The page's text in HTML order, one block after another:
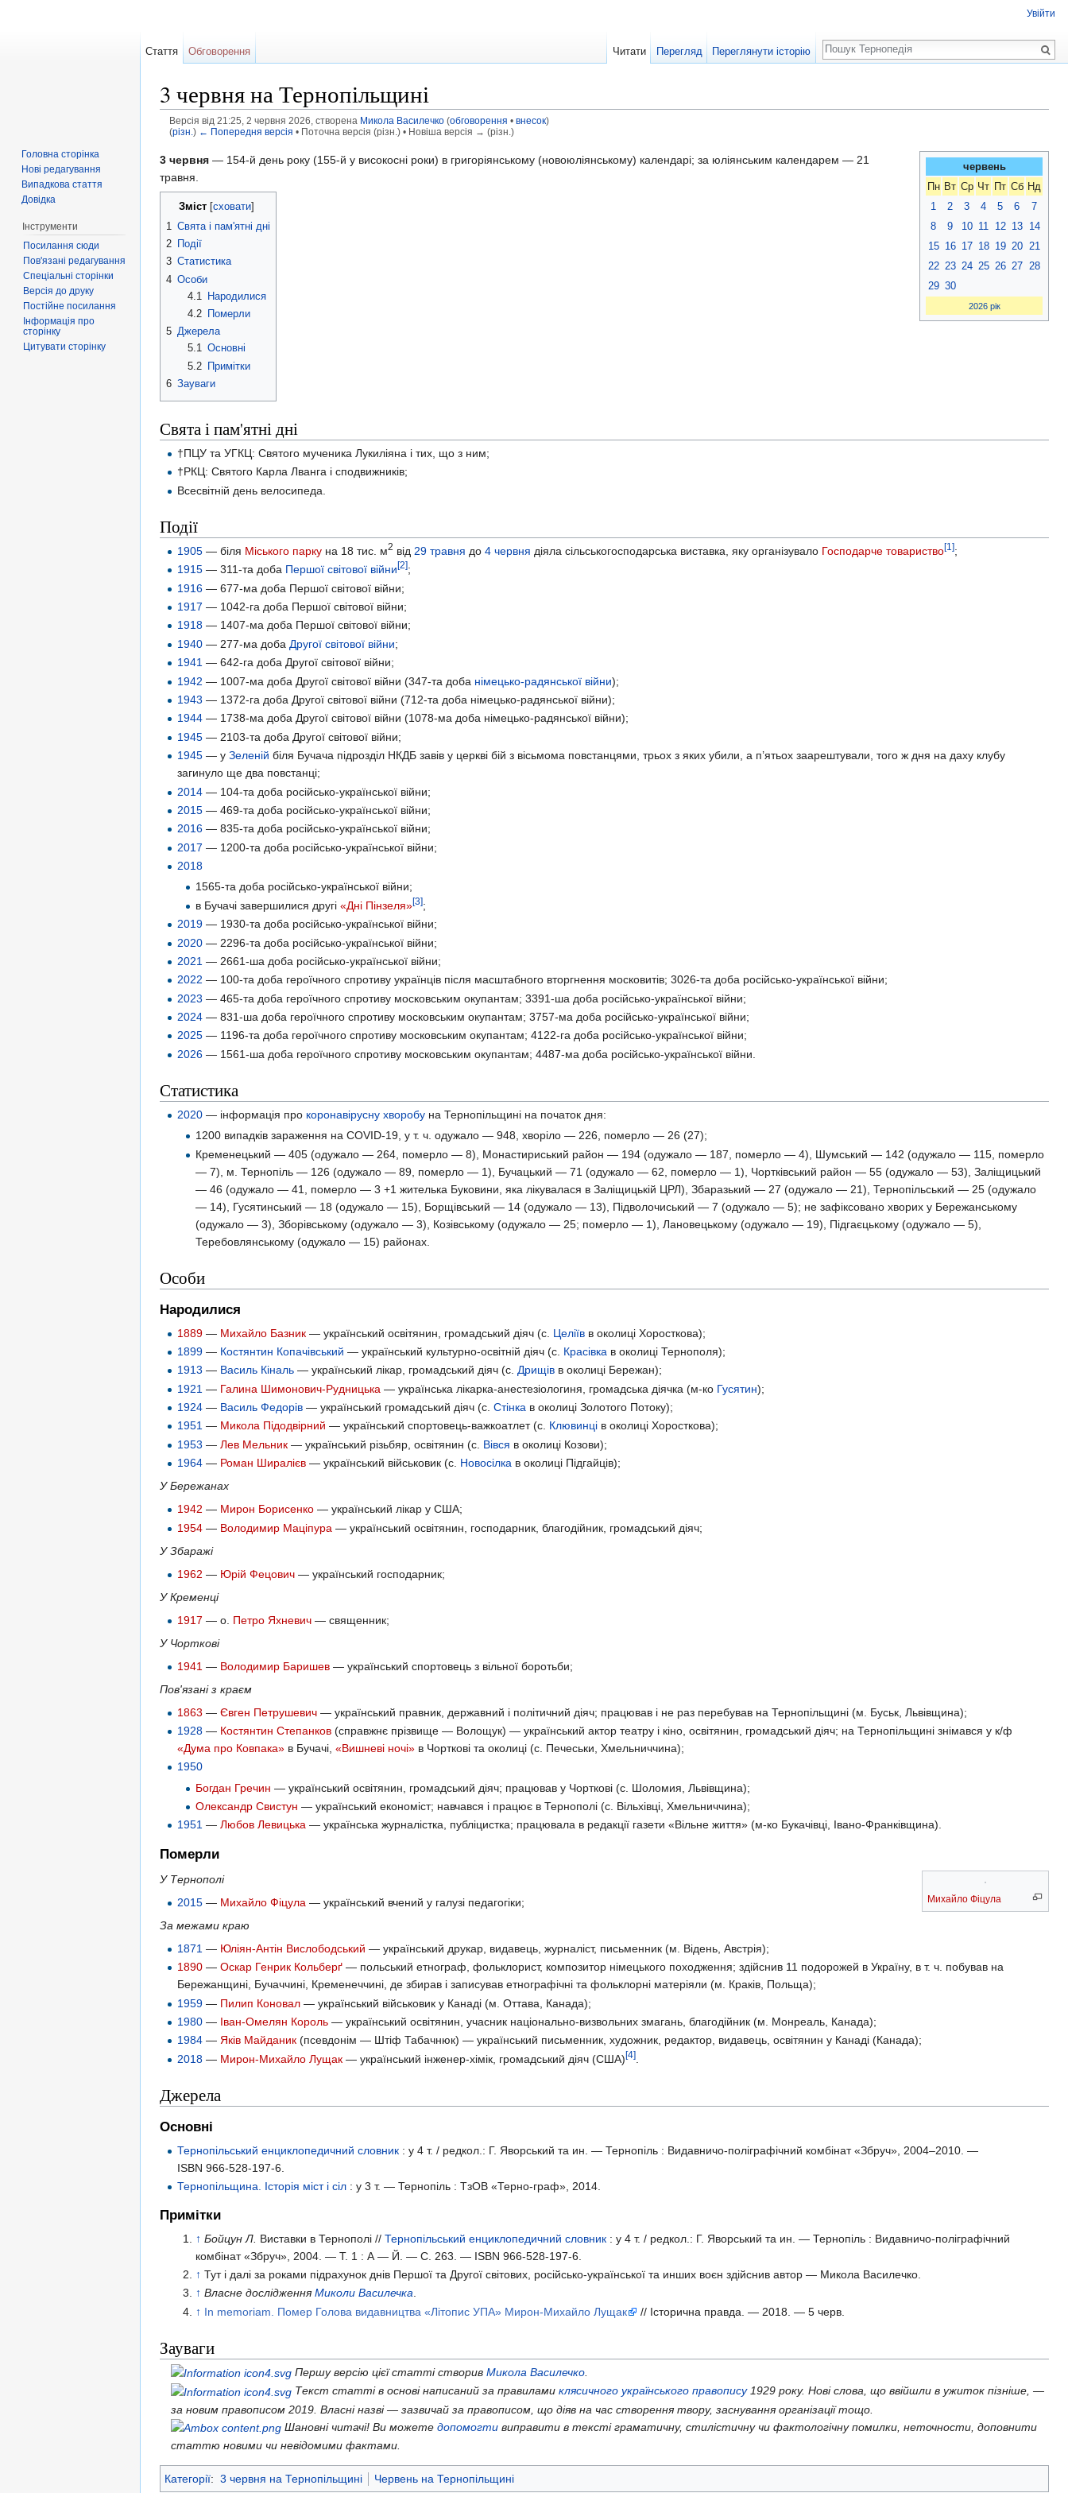
3 червня на Тернопільщині
Версія від 21:25, 2 червня 2026, створена Микола Василечко (обговорення • внесок)
(різн. ) ← Попередня версія • Поточна версія (різн.) • Новіша версія → (різн.)
червень
Пн Вт Ср Чт Пт Сб Нд
1
2 3 4 5 6
7
8
9 10 11 12 13
14
15 16 17 18 19 20
21
22 23 24 25 26 27
28
29 30
2026 рік
3 червня — 154-й день року (155-й у високосні роки) в григоріянському (новоюліянському) календарі; за юліянським календарем — 21
травня.
Зміст [сховати]
1 Свята і пам'ятні дні
2 Події
3 Статистика
4 Особи
4.1
Народилися
4.2
Померли
5 Джерела
5.1 Основні
5.2 Примітки
6 Зауваги
Свята і пам'ятні дні
†ПЦУ та УГКЦ: Святого мученика Лукиліяна і тих, що з ним;
†РКЦ: Святого Карла Лванга і сподвижників;
Всесвітній день велосипеда.
Події
1905 — біля Міського парку на 18 тис. м2 від 29 травня до4 червня діяла сільськогосподарська виставка, яку організувало Господарче товариство[1];
1915 — 311-та доба Першої світової війни[2];
1916 — 677-ма доба Першої світової війни;
1917 — 1042-га доба Першої світової війни;
1918 — 1407-ма доба Першої світової війни;
1940 — 277-ма доба Другої світової війни;
1941 — 642-га доба Другої світової війни;
1942 — 1007-ма доба Другої світової війни (347-та доба німецько-радянської війни);
1943 — 1372-га доба Другої світової війни (712-та доба німецько-радянської війни);
1944 — 1738-ма доба Другої світової війни (1078-ма доба німецько-радянської війни);
1945 — 2103-та доба Другої світової війни;
1945 — уЗеленій біля Бучача підрозділ НКДБ завів у церкві бій з вісьмома повстанцями, трьох з яких убили, а п’ятьох заарештували, того ж дня на даху клубу
загинуло ще два повстанці;
2014 — 104-та доба російсько-української війни;
2015 — 469-та доба російсько-української війни;
2016 — 835-та доба російсько-української війни;
2017 — 1200-та доба російсько-української війни;
2018
1565-та доба російсько-української війни;
в Бучачі завершилися другі «Дні Пінзеля»[3];
2019 — 1930-та доба російсько-української війни;
2020 — 2296-та доба російсько-української війни;
2021 — 2661-ша доба російсько-української війни;
2022 — 100-та доба героїчного спротиву українців після масштабного вторгнення московитів; 3026-та доба російсько-української війни;
2023 — 465-та доба героїчного спротиву московським окупантам; 3391-ша доба російсько-української війни;
2024 — 831-ша доба героїчного спротиву московським окупантам; 3757-ма доба російсько-української війни;
2025 — 1196-та доба героїчного спротиву московським окупантам; 4122-га доба російсько-української війни;
2026 — 1561-ша доба героїчного спротиву московським окупантам; 4487-ма доба російсько-української війни.
Статистика
2020 — інформація про коронавірусну хворобу на Тернопільщині на початок дня:
1200 випадків зараження на COVID-19, у т. ч. одужало — 948, хворіло — 226, померло — 26 (27);
Кременецький — 405 (одужало — 264, померло — 8), Монастириський район — 194 (одужало — 187, померло — 4), Шумський — 142 (одужало — 115, померло
— 7), м. Тернопіль — 126 (одужало — 89, померло — 1), Бучацький — 71 (одужало — 62, померло — 1), Чортківський район — 55 (одужало — 53), Заліщицький
— 46 (одужало — 41, померло — 3 +1 жителька Буковини, яка лікувалася в Заліщицькій ЦРЛ), Збаразький — 27 (одужало — 21), Тернопільський — 25 (одужало
— 14), Гусятинський — 18 (одужало — 15), Борщівський — 14 (одужало — 13), Підволочиський — 7 (одужало — 5); не зафіксовано хворих у Бережанському
(одужало — 3), Зборівському (одужало — 3), Козівському (одужало — 25; померло — 1), Лановецькому (одужало — 19), Підгаєцькому (одужало — 5),
Теребовлянському (одужало — 15) районах.
Особи
Народилися
1889 — Михайло Базник — український освітянин, громадський діяч (с. Целіїв в околиці Хоросткова);
1899 — Костянтин Копачівський — український культурно-освітній діяч (с. Красівка в околиці Тернополя);
1913 — Василь Кіналь — український лікар, громадський діяч (с.Дрищів в околиці Бережан);
1921 — Галина Шимонович-Рудницька — українська лікарка-анестезіологиня, громадська діячка (м-ко Гусятин);
1924 — Василь Федорів — український громадський діяч (с.Стінка в околиці Золотого Потоку);
1951 — Микола Підодвірний — український спортовець-важкоатлет (с. Клювинці в околиці Хоросткова);
1953 —Лев Мельник — український різьбяр, освітянин (с. Вівся в околиці Козови);
1964 — Роман Ширалієв — український військовик (с. Новосілка в околиці Підгайців);
У Бережанах
1942 — Мирон Борисенко — український лікар у США;
1954 — Володимир Маціпура — український освітянин, господарник, благодійник, громадський діяч;
У Збаражі
1962 — Юрій Фецович — український господарник;
У Кременці
1917 — о. Петро Яхневич — священник;
У Чорткові
1941 — Володимир Баришев — український спортовець з вільної боротьби;
Пов'язані з краєм
1863 —Євген Петрушевич — український правник, державний і політичний діяч; працював і не раз перебував на Тернопільщині (м. Буськ, Львівщина);
1928 — Костянтин Степанков (справжнє прізвище — Волощук) — український актор театру і кіно, освітянин, громадський діяч; на Тернопільщині знімався у к/ф
«Дума про Ковпака» в Бучачі,«Вишневі ночі» в Чорткові та околиці (с. Печеськи, Хмельниччина);
1950
Богдан Гречин — український освітянин, громадський діяч; працював у Чорткові (с. Шоломия, Львівщина);
Олександр Свистун — український економіст; навчався і працює в Тернополі (с. Вільхівці, Хмельниччина);
1951 —Любов Левицька — українська журналістка, публіцистка; працювала в редакції газети «Вільне життя» (м-ко Букачівці, Івано-Франківщина).
Померли
Михайло Фіцула
У Тернополі
2015 — Михайло Фіцула — український вчений у галузі педагогіки;
За межами краю
1871 — Юліян-Антін Вислободський — український друкар, видавець, журналіст, письменник (м. Відень, Австрія);
1890 —Оскар Генрик Кольберґ — польський етнограф, фольклорист, композитор німецького походження; здійснив 11 подорожей в Україну, в т. ч. побував на
Бережанщині, Бучаччині, Кременеччині, де збирав і записував етнографічні та фольклорні матеріяли (м. Краків, Польща);
1959 — Пилип Коновал — український військовик у Канаді (м. Оттава, Канада);
1980 — Іван-Омелян Король — український освітянин, учасник національно-визвольних змагань, благодійник (м. Монреаль, Канада);
1984 —Яків Майданик (псевдонім — Штіф Табачнюк) — український письменник, художник, редактор, видавець, освітянин у Канаді (Канада);
2018 — Мирон-Михайло Лущак — український інженер-хімік, громадський діяч (США)[4]
Джерела
Основні
Тернопільський енциклопедичний словник : у4 т. / редкол.: Г. Яворський та ин. — Тернопіль : Видавничо-поліграфічний комбінат «Збруч», 2004–2010. —
ISBN 966-528-197-6
Тернопільщина. Історія міст і сіл : у3 т. — Тернопіль : ТзОВ «Терно-граф», 2014.
Примітки
↑ Бойцун Л. Виставки в Тернополі // Тернопільський енциклопедичний словник: у 4 т. /редкол.: Г. Яворський та ин. — Тернопіль : Видавничо-поліграфічний
комбінат «Збруч», 2004. — Т. 1 : А — Й. — С. 263. — ISBN 966-528-197-6
↑ Тут і далі за роками підрахунок днів Першої та Другої світових, російсько-української та инших воєн здійснив автор — Микола Василечко.
↑ Власне дослідження Миколи Василечка.
↑ In memоriam. Помер Голова видавництва «Літопис УПА» Мирон-Михайло Лущак // Історична правда. — 2018. — 5 черв.
Зауваги
Першу версію цієї статті створив Микола Василечко
Текст статті в основі написаний за правилами клясичного українського правопису1929 року. Нові слова, що ввійшли в ужиток пізніше, —
за новим правописом 2019. Власні назві — зазвичай за правописом, що діяв на час створення твору, заснування організації тощо.
Шановні читачі! Ви можете допомогти виправити в тексті граматичну, стилістичну чи фактологічну помилки, неточности, доповнити
статтю новими чи невідомими фактами.
Категорії: 3 червня на Тернопільщині Червень на Тернопільщині
Увійти
Стаття Обговорення Читати Перегляд Переглянути історію
Пошук
Головна сторінка
Нові редагування
Випадкова стаття
Довідка
Інструменти
Посилання сюди
Пов'язані редагування
Спеціальні сторінки
Версія до друку
Постійне посилання
Інформація про
сторінку
Цитувати сторінку